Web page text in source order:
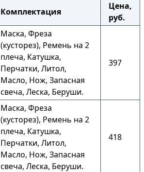
Комплектация
Цена,
руб.
Маска, Фреза
(кусторез), Ремень на 2
плеча, Катушка,
Перчатки, Литол,
Масло, Нож, Запасная
свеча, Леска, Беруши.
397
Маска, Фреза
(кусторез), Ремень на 2
плеча, Катушка,
Перчатки, Литол,
Масло, Нож, Запасная
свеча, Леска, Беруши.
418